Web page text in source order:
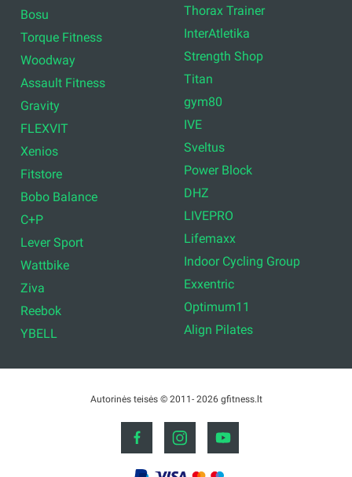
Bosu
Torque Fitness
Woodway
Assault Fitness
Gravity
FLEXVIT
Xenios
Fitstore
Bobo Balance
C+P
Lever Sport
Wattbike
Ziva
Reebok
YBELL
Thorax Trainer
InterAtletika
Strength Shop
Titan
gym80
IVE
Sveltus
Power Block
DHZ
LIVEPRO
Lifemaxx
Indoor Cycling Group
Exxentric
Optimum11
Align Pilates
Autorinės teisės © 2011- 2026 gfitness.lt